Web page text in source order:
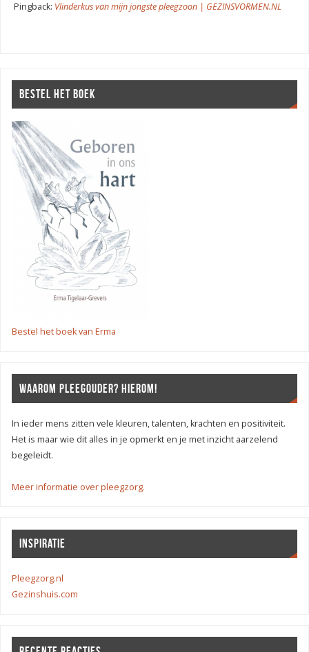
Pingback: Vlinderkus van mijn jongste pleegzoon | GEZINSVORMEN.NL
BESTEL HET BOEK
Bestel het boek van Erma
WAAROM PLEEGOUDER? HIEROM!
In ieder mens zitten vele kleuren, talenten, krachten en positiviteit.
Het is maar wie dit alles in je opmerkt en je met inzicht aarzelend
begeleidt.
Meer informatie over pleegzorg.
INSPIRATIE
Pleegzorg.nl
Gezinshuis.com